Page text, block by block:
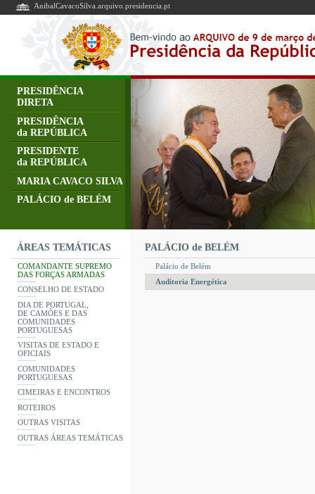
AnibalCavacoSilva.arquivo.presidencia.pt
PRESIDÊNCIA
DIRETA
PRESIDÊNCIA
da REPÚBLICA
PRESIDENTE
da REPÚBLICA
MARIA CAVACO SILVA
PALÁCIO de BELÉM
ÁREAS TEMÁTICAS
COMANDANTE SUPREMO
DAS FORÇAS ARMADAS
CONSELHO DE ESTADO
DIA DE PORTUGAL,
DE CAMÕES E DAS
COMUNIDADES
PORTUGUESAS
VISITAS DE ESTADO E
OFICIAIS
COMUNIDADES
PORTUGUESAS
CIMEIRAS E ENCONTROS
ROTEIROS
OUTRAS VISITAS
OUTRAS ÁREAS TEMÁTICAS
PALÁCIO de BELÉM
Palácio de Belém
Auditoria Energética